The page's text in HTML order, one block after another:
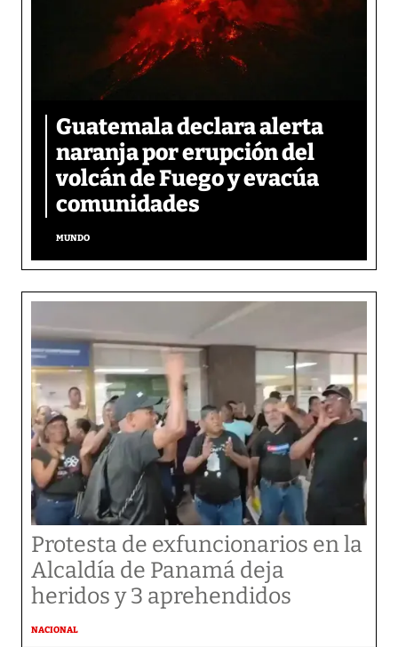
Guatemala declara alerta
naranja por erupción del
volcán de Fuego y evacúa
comunidades
MUNDO
Protesta de exfuncionarios en la
Alcaldía de Panamá deja
heridos y 3 aprehendidos
NACIONAL